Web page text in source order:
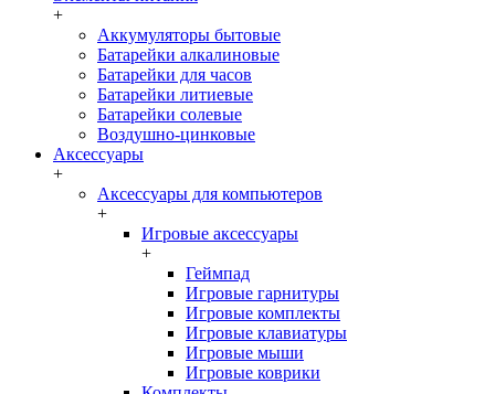
+
Аккумуляторы бытовые
Батарейки алкалиновые
Батарейки для часов
Батарейки литиевые
Батарейки солевые
Воздушно-цинковые
Аксессуары
+
Аксессуары для компьютеров
+
Игровые аксессуары
+
Геймпад
Игровые гарнитуры
Игровые комплекты
Игровые клавиатуры
Игровые мыши
Игровые коврики